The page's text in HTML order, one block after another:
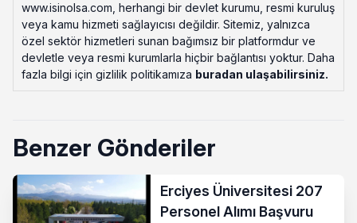
www.isinolsa.com, herhangi bir devlet kurumu, resmi kuruluş
veya kamu hizmeti sağlayıcısı değildir. Sitemiz, yalnızca
özel sektör hizmetleri sunan bağımsız bir platformdur ve
devletle veya resmi kurumlarla hiçbir bağlantısı yoktur. Daha
fazla bilgi için gizlilik politikamıza buradan ulaşabilirsiniz.
Benzer Gönderiler
Erciyes Üniversitesi 207
Personel Alımı Başvuru